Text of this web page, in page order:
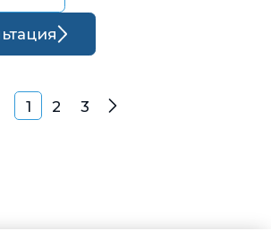
Навигация по
1 2 3 Далее